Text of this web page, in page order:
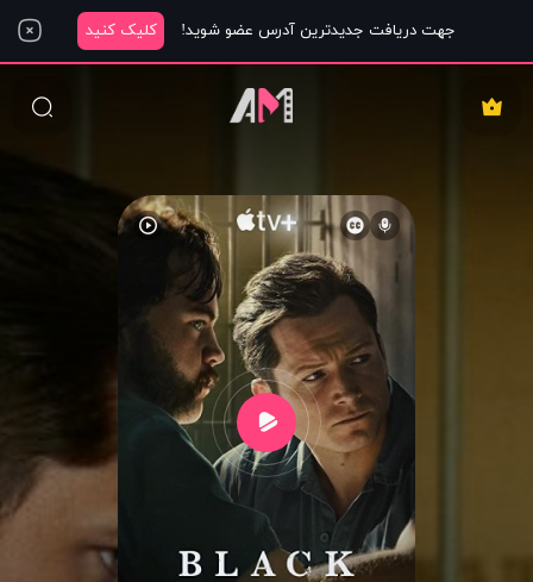
جهت دریافت جدیدترین آدرس عضو شوید! کلیک کنید